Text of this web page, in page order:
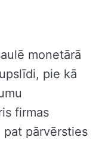
monetārā
pie kā
firmas
pārvērsties